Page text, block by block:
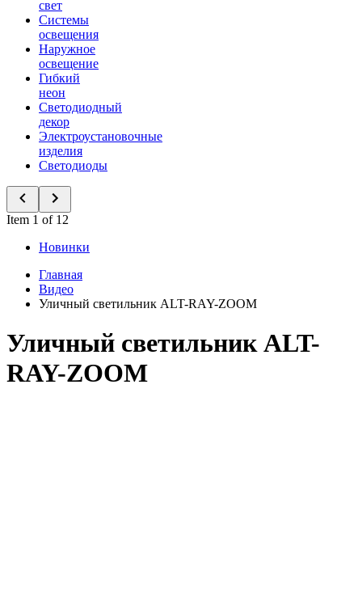
свет
Системы
освещения
Наружное
освещение
Гибкий
неон
Светодиодный
декор
Электроустановочные
изделия
Светодиоды
Item 1 of 12
Новинки
Главная
Видео
Уличный светильник ALT-RAY-ZOOM
Уличный светильник ALT-
RAY-ZOOM